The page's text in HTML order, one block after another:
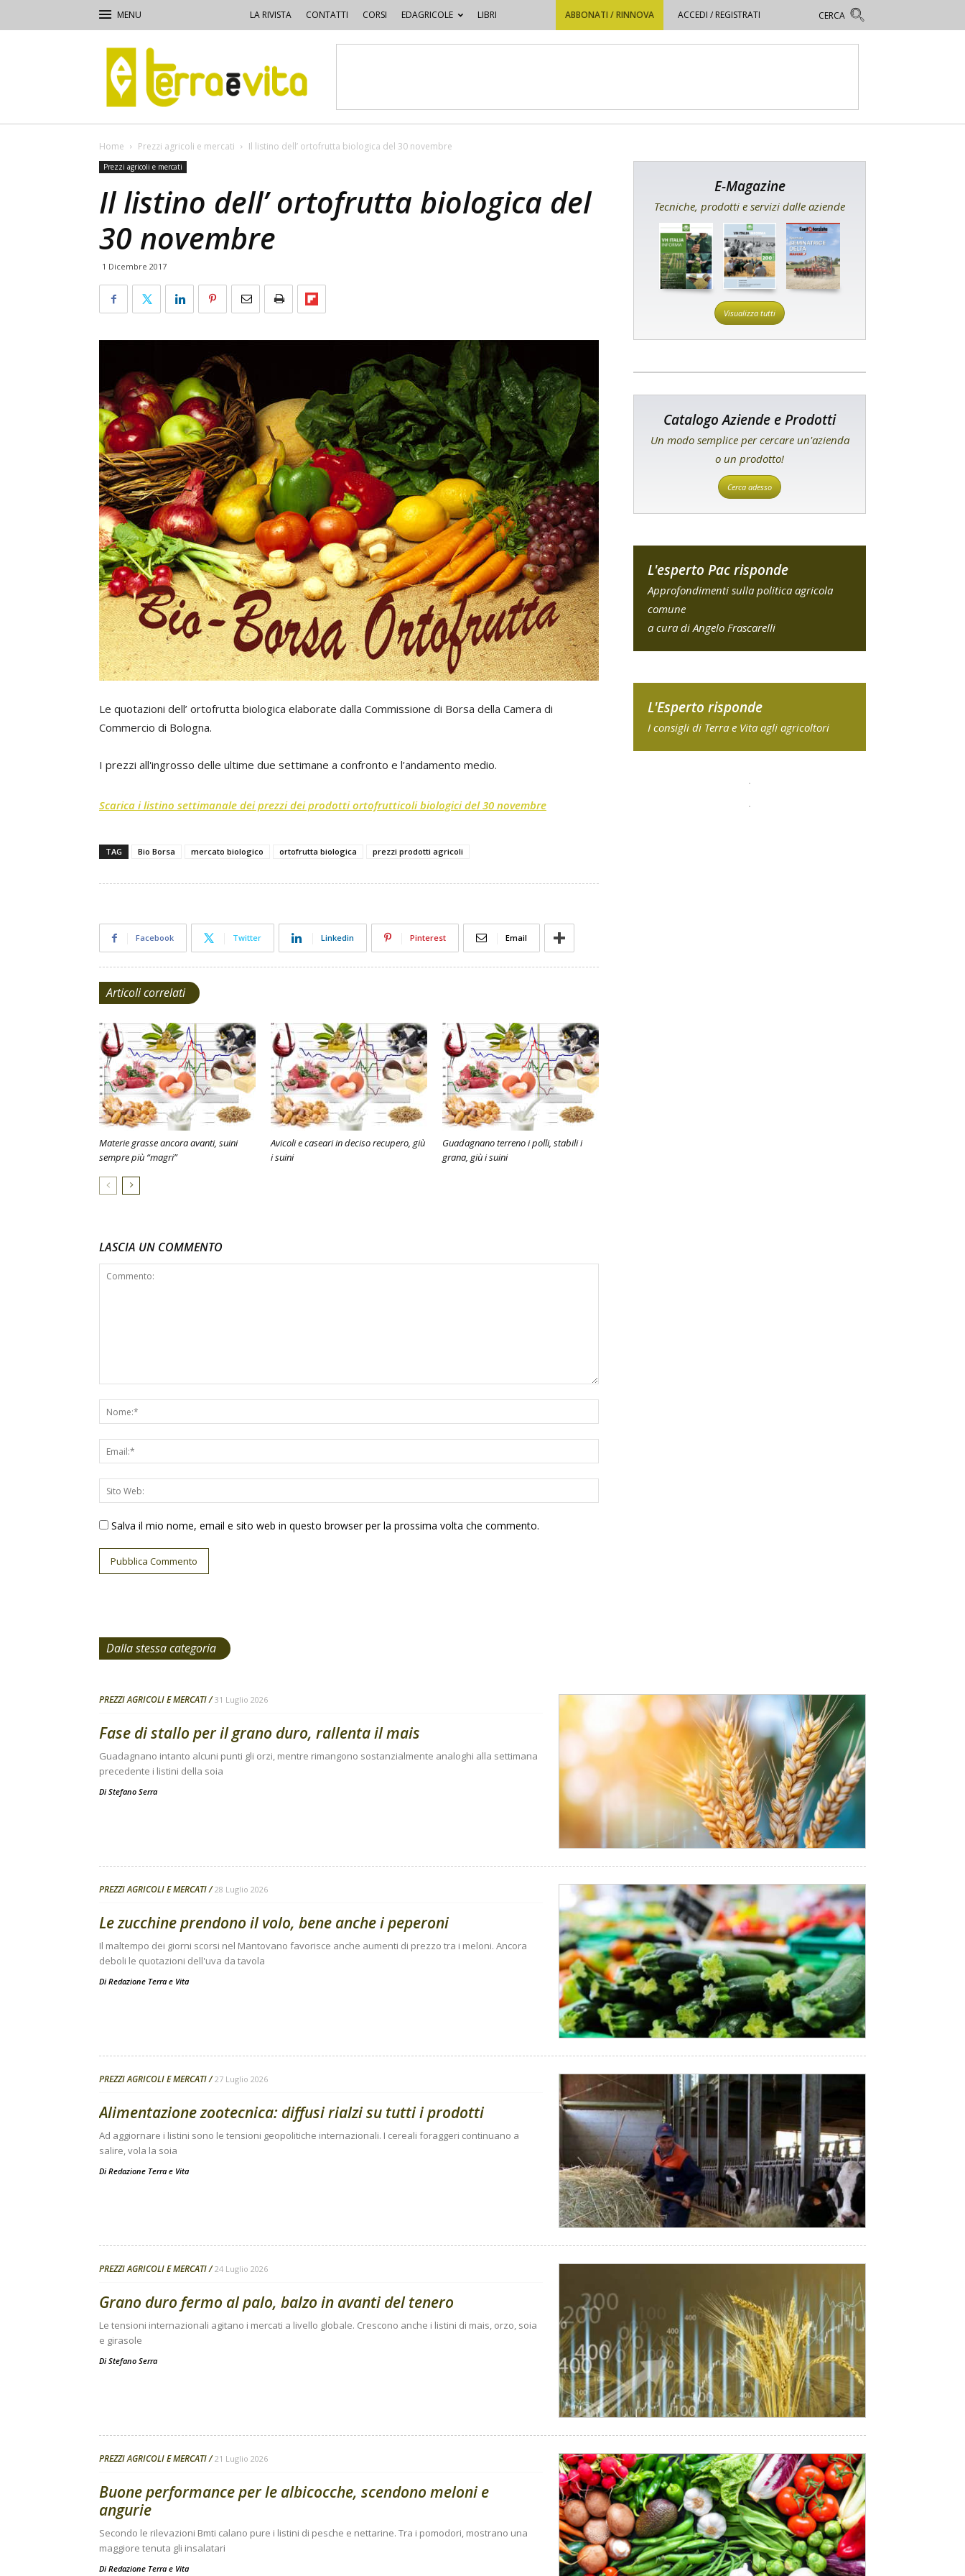
LA RIVISTA CONTATTI CORSI EDAGRICOLE LIBRI ABBONATI / RINNOVA ACCEDI / REGISTRATI
Terra
e
Vita
Home Prezzi agricoli e mercati Il listino dell’ ortofrutta biologica del 30 novembre
Prezzi agricoli e mercati
Il listino dell’ ortofrutta biologica del
30 novembre
1 Dicembre 2017
Le quotazioni dell’ ortofrutta biologica elaborate dalla Commissione di Borsa della Camera di
Commercio di Bologna.
I prezzi all'ingrosso delle ultime due settimane a confronto e l’andamento medio.
Scarica i listino settimanale dei prezzi dei prodotti ortofrutticoli biologici del 30 novembre
TAG Bio Borsa mercato biologico ortofrutta biologica prezzi prodotti agricoli
Facebook Twitter Linkedin Pinterest Email
Articoli correlati
Materie grasse ancora avanti, suini
sempre più “magri”
Avicoli e caseari in deciso recupero, giù
i suini
Guadagnano terreno i polli, stabili i
grana, giù i suini
LASCIA UN COMMENTO
Salva il mio nome, email e sito web in questo browser per la prossima volta che commento.
E-Magazine
Tecniche, prodotti e servizi dalle aziende
Visualizza tutti
Catalogo Aziende e Prodotti
Un modo semplice per cercare un'azienda
o un prodotto!
Cerca adesso
L'esperto Pac risponde
Approfondimenti sulla politica agricola
comune
a cura di Angelo Frascarelli
L'Esperto risponde
I consigli di Terra e Vita agli agricoltori
Dalla stessa categoria
PREZZI AGRICOLI E MERCATI 31 Luglio 2026
Fase di stallo per il grano duro, rallenta il mais
Guadagnano intanto alcuni punti gli orzi, mentre rimangono sostanzialmente analoghi alla settimana
precedente i listini della soia
Di Stefano Serra
PREZZI AGRICOLI E MERCATI 28 Luglio 2026
Le zucchine prendono il volo, bene anche i peperoni
Il maltempo dei giorni scorsi nel Mantovano favorisce anche aumenti di prezzo tra i meloni. Ancora
deboli le quotazioni dell'uva da tavola
Di Redazione Terra e Vita
PREZZI AGRICOLI E MERCATI 27 Luglio 2026
Alimentazione zootecnica: diffusi rialzi su tutti i prodotti
Ad aggiornare i listini sono le tensioni geopolitiche internazionali. I cereali foraggeri continuano a
salire, vola la soia
Di Redazione Terra e Vita
PREZZI AGRICOLI E MERCATI 24 Luglio 2026
Grano duro fermo al palo, balzo in avanti del tenero
Le tensioni internazionali agitano i mercati a livello globale. Crescono anche i listini di mais, orzo, soia
e girasole
Di Stefano Serra
PREZZI AGRICOLI E MERCATI 21 Luglio 2026
Buone performance per le albicocche, scendono meloni e
angurie
Secondo le rilevazioni Bmti calano pure i listini di pesche e nettarine. Tra i pomodori, mostrano una
maggiore tenuta gli insalatari
Di Redazione Terra e Vita